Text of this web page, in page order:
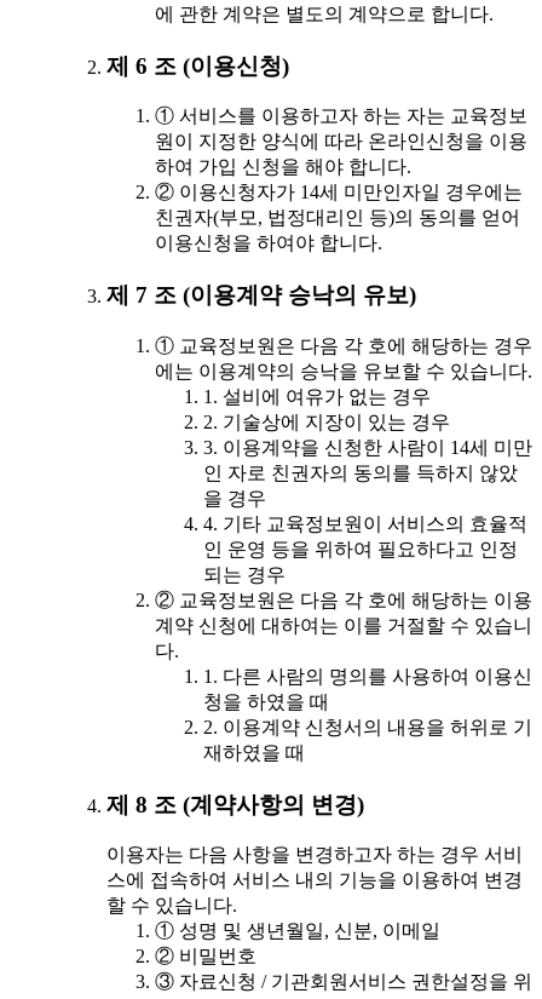
에 관한 계약은 별도의 계약으로 합니다.
제 6 조 (이용신청)
① 서비스를 이용하고자 하는 자는 교육정보
원이 지정한 양식에 따라 온라인신청을 이용
하여 가입 신청을 해야 합니다.
② 이용신청자가 14세 미만인자일 경우에는
친권자(부모, 법정대리인 등)의 동의를 얻어
이용신청을 하여야 합니다.
제 7 조 (이용계약 승낙의 유보)
① 교육정보원은 다음 각 호에 해당하는 경우
에는 이용계약의 승낙을 유보할 수 있습니다.
1. 설비에 여유가 없는 경우
2. 기술상에 지장이 있는 경우
3. 이용계약을 신청한 사람이 14세 미만
인 자로 친권자의 동의를 득하지 않았
을 경우
4. 기타 교육정보원이 서비스의 효율적
인 운영 등을 위하여 필요하다고 인정
되는 경우
② 교육정보원은 다음 각 호에 해당하는 이용
계약 신청에 대하여는 이를 거절할 수 있습니
다.
1. 다른 사람의 명의를 사용하여 이용신
청을 하였을 때
2. 이용계약 신청서의 내용을 허위로 기
재하였을 때
제 8 조 (계약사항의 변경)
이용자는 다음 사항을 변경하고자 하는 경우 서비
스에 접속하여 서비스 내의 기능을 이용하여 변경
할 수 있습니다.
① 성명 및 생년월일, 신분, 이메일
② 비밀번호
③ 자료신청 / 기관회원서비스 권한설정을 위